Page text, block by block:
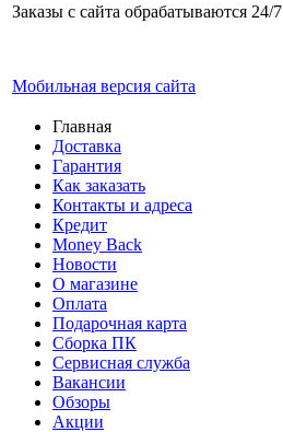
Заказы с сайта обрабатываются 24/7
Мобильная версия сайта
Главная
Доставка
Гарантия
Как заказать
Контакты и адреса
Кредит
Money Back
Новости
О магазине
Оплата
Подарочная карта
Сборка ПК
Сервисная служба
Вакансии
Обзоры
Акции